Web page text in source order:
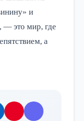
и
— это мир, где
а